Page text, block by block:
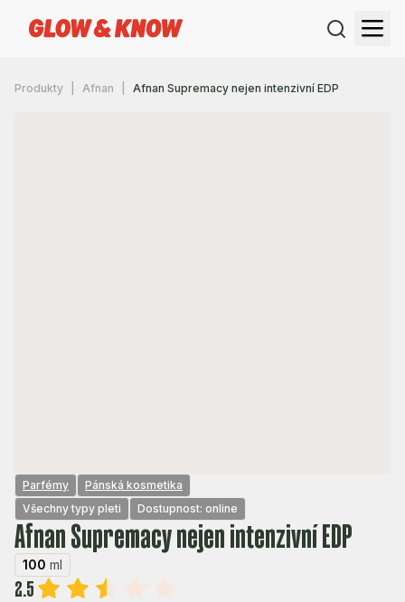
Produkty Afnan Afnan Supremacy nejen intenzivní EDP
Parfémy
Pánská kosmetika
Všechny typy pleti
Dostupnost: online
Afnan Supremacy nejen intenzivní EDP
100 ml
2.5